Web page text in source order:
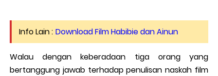
Info Lain : Download Film Habibie dan Ainun
Walau dengan keberadaan tiga orang yang
bertanggung jawab terhadap penulisan naskah film